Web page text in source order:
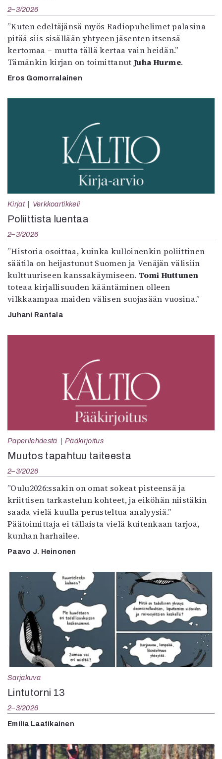
2–3/2026
”Kuten edeltäjänsä myös Radiopuhelimet palasina
pitää siis sisällään yhtyeen jäsenten itsensä
kertomaa – mutta tällä kertaa vain heidän.”
Tämänkin kirjan on toimittanut Juha Hurme.
Eros Gomorralainen
Kirjat Verkkoartikkeli
Poliittista luentaa
2–3/2026
”Historia osoittaa, kuinka kulloinenkin poliittinen
säätila on heijastunut Suomen ja Venäjän välisiin
kulttuuriseen kanssakäymiseen. Tomi Huttunen
toteaa kirjallisuuden kääntäminen olleen
vilkkaampaa maiden välisen suojasään vuosina.”
Juhani Rantala
Paperilehdestä Pääkirjoitus
Muutos tapahtuu taiteesta
2–3/2026
”Oulu2026:ssakin on omat sokeat pisteensä ja
kriittisen tarkastelun kohteet, ja eiköhän niistäkin
saada vielä kuulla perusteltua analyysiä.”
Päätoimittaja ei tällaista vielä kuitenkaan tarjoa,
kunhan harhailee.
Paavo J. Heinonen
Sarjakuva
Lintutorni 13
2–3/2026
Emilia Laatikainen